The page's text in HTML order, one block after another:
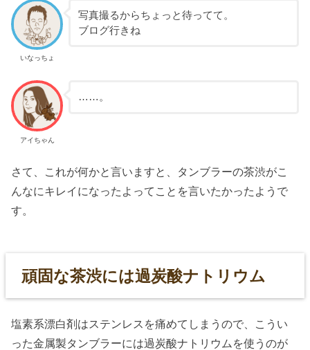
いなっちょ
写真撮るからちょっと待ってて。
ブログ行きね
アイちゃん
……。
さて、これが何かと言いますと、タンブラーの茶渋がこ
んなにキレイになったよってことを言いたかったようで
す。
頑固な茶渋には過炭酸ナトリウム
塩素系漂白剤はステンレスを痛めてしまうので、こうい
った金属製タンブラーには過炭酸ナトリウムを使うのが